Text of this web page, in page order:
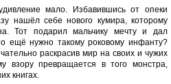
мало. Избавившись от опеки
нашёл себе нового кумира, которому
Тот подарил мальчику мечту и дал
ещё нужно такому роковому инфанту?
раскрасив мир на своих и чужих
взору превращается в того монстра,
книгах.